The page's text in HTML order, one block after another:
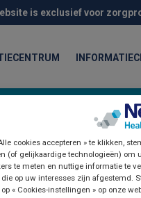
is exclusief voor
cookies accepteren » te klikken,
(of gelijkaardige technologieën) om
te meten en nuttige informatie te
op uw interesses zijn afgestemd.
« Cookies-instellingen » op onze